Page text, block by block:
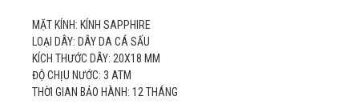
MẶT KÍNH: KÍNH SAPPHIRE
LOẠI DÂY: DÂY DA CÁ SẤU
KÍCH THƯỚC DÂY: 20X18 MM
ĐỘ CHỊU NƯỚC: 3 ATM
THỜI GIAN BẢO HÀNH: 12 THÁNG